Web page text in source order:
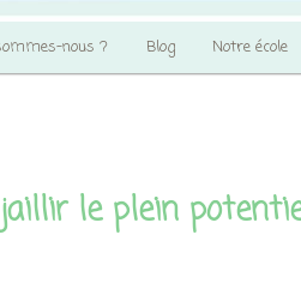
nous ? Blog Notre école
le plein